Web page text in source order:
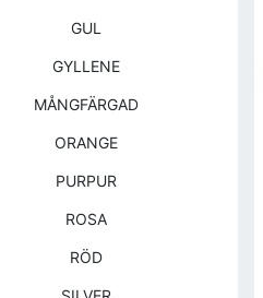
GUL
GYLLENE
MÅNGFÄRGAD
ORANGE
PURPUR
ROSA
RÖD